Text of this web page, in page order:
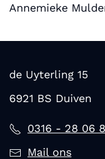
Annemieke
de Uyterling 15
6921 BS Duiven
0316 - 28 06
Mail ons